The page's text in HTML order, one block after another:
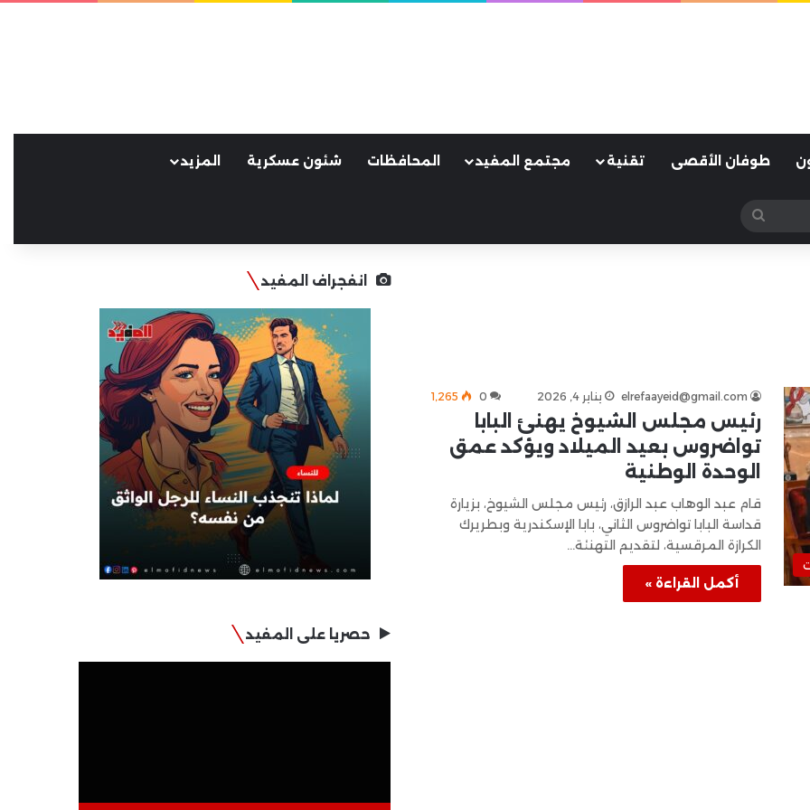
طوفان الأقصى تقنية مجتمع المفيد المحافظات شئون عسكرية المزيد
بحث
عن
elrefaayeid@gmail.com يناير 4, 2026 0 1٬265
رئيس مجلس الشيوخ يهنئ البابا
تواضروس بعيد الميلاد ويؤكد عمق
الوحدة الوطنية
قام عبد الوهاب عبد الرازق، رئيس مجلس الشيوخ، بزيارة
قداسة البابا تواضروس الثاني، بابا الإسكندرية وبطريرك
الكرازة المرقسية، لتقديم التهنئة…
أكمل القراءة »
انفجراف المفيد
حصريا على المفيد